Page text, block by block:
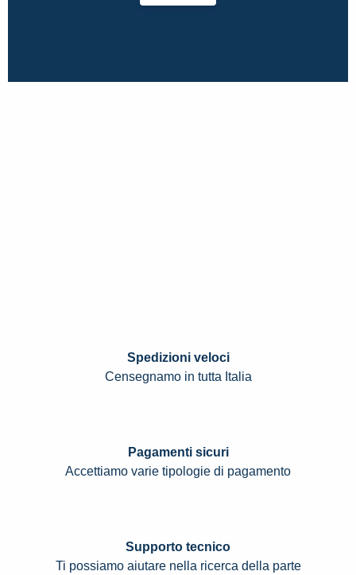
Spedizioni veloci
Censegnamo in tutta Italia
Pagamenti sicuri
Accettiamo varie tipologie di pagamento
Supporto tecnico
Ti possiamo aiutare nella ricerca della parte